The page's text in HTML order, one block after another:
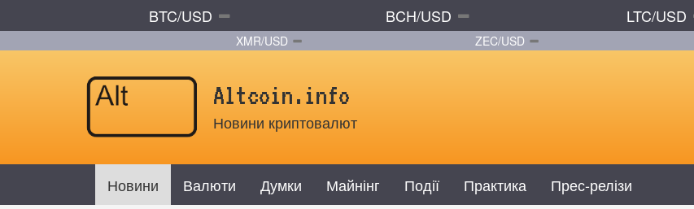
BTC/USD BCH/USD LTC/USD
XMR/USD ZEC/USD
Altcoin.info
Новини криптовалют
Новини Валюти Думки Майнінг Події Практика Прес-релізи